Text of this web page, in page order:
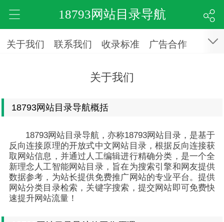
18793网站目录导航
关于我们 联系我们 收录标准 广告合作
关于我们
18793网站目录导航概括
18793网站目录导航，亦称18793网站目录，是基于
反向连接原理的开放式中文网站目录，根据反向连接获
取网站信息，并通过人工编辑进行精确分类，是一个全
新理念人工智能网站目录，旨在为搜索引擎和网友提供
数据参考，为站长提供免费推广网站的专业平台。提供
网站分类目录检索，关键字搜索，提交网站即可免费快
速提升网站流量！